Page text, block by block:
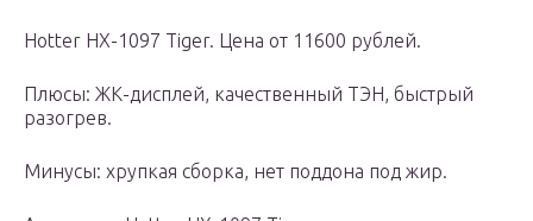
Hotter HX-1097 Tiger. Цена от 11600 рублей.
Плюсы: ЖК-дисплей, качественный ТЭН, быстрый
разогрев.
Минусы: хрупкая сборка, нет поддона под жир.